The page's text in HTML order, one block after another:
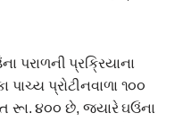
પરાળની પ્રક્રિયાના
પ્રોટીનવાળા ૧૦૦
રૂા. ૪૦૦ છે, જયારે ઘઉંના